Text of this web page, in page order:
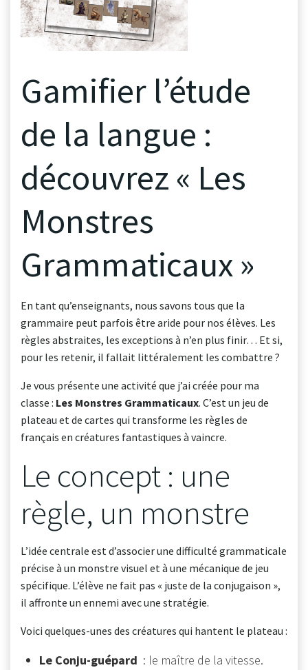
Gamifier l’étude
de la langue :
découvrez « Les
Monstres
Grammaticaux »
En tant qu’enseignants, nous savons tous que la
grammaire peut parfois être aride pour nos élèves. Les
règles abstraites, les exceptions à n’en plus finir… Et si,
pour les retenir, il fallait littéralement les combattre ?
Je vous présente une activité que j’ai créée pour ma
classe : Les Monstres Grammaticaux. C’est un jeu de
plateau et de cartes qui transforme les règles de
français en créatures fantastiques à vaincre.
Le concept : une
règle, un monstre
L’idée centrale est d’associer une difficulté grammaticale
précise à un monstre visuel et à une mécanique de jeu
spécifique. L’élève ne fait pas « juste de la conjugaison »,
il affronte un ennemi avec une stratégie.
Voici quelques-unes des créatures qui hantent le plateau :
Le Conju-guépard : le maître de la vitesse.